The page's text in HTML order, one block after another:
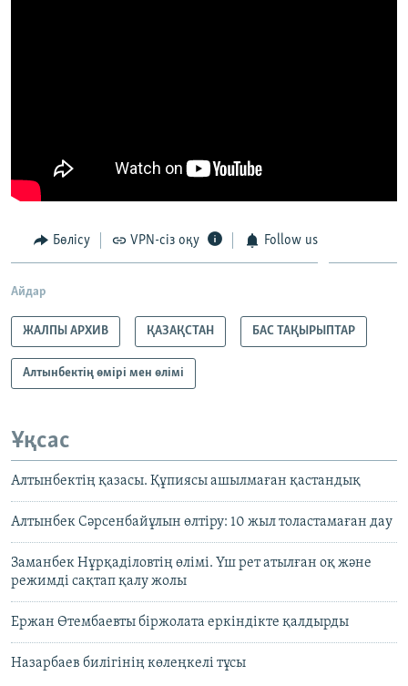
Бөлісу VPN-сіз оқу Follow us
Айдар
ЖАЛПЫ АРХИВ ҚАЗАҚСТАН БАС ТАҚЫРЫПТАР
Алтынбектің өмірі мен өлімі
Ұқсас
Алтынбектің қазасы. Құпиясы ашылмаған қастандық
Алтынбек Сәрсенбайұлын өлтіру: 10 жыл толастамаған дау
Заманбек Нұрқаділовтің өлімі. Үш рет атылған оқ және
режимді сақтап қалу жолы
Ержан Өтембаевты біржолата еркіндікте қалдырды
Назарбаев билігінің көлеңкелі тұсы